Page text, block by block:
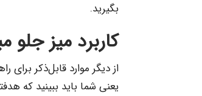
بگیرید.
کاربرد میز جلو
از دیگر موارد قابل‌ذکر
یعنی شما باید ببینید که